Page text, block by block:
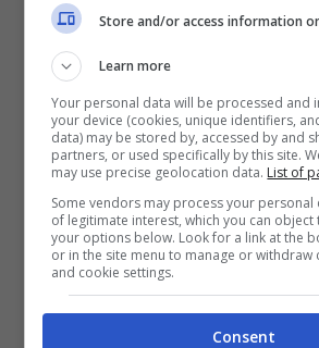
Montesilvano,
Dell’opera ‘Meraviglia’
Stazione
Store and/or access information
Learn more
Your personal data will be processed and
your device (cookies, unique identifiers,
data) may be stored by, accessed by and
partners, or used specifically by this site.
may use precise geolocation data. List of
Some vendors may process your personal
of legitimate interest, which you can object
your options below. Look for a link at the
or in the site menu to manage or withdraw
and cookie settings.
Consent